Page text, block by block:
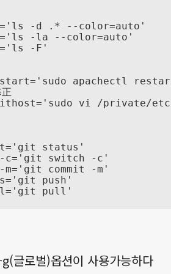
-d .* --color=auto'
-la --color=auto'
-F'
apachectl
vi /private/
status'
c='git switch -c'
commit -m'
push'
pull'
글로벌)옵션이 사용가능하다